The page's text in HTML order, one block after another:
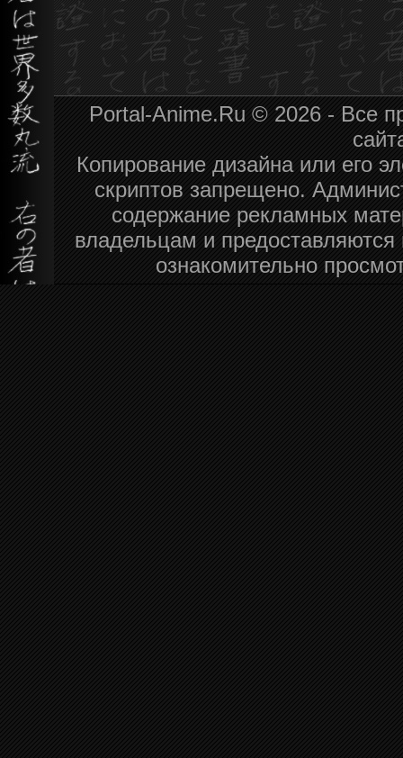
Portal-Anime.Ru © 2026 - Все
Копирование дизайна или его
скриптов запрещено.
содержание рекламных
владельцам и
ознакомительно